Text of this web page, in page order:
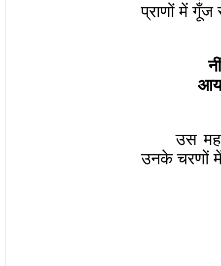
प्राणों में गूँज
उस महान्
उनके चरणों